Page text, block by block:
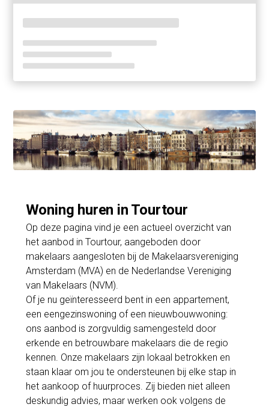
Woning huren in Tourtour
Op deze pagina vind je een actueel overzicht van
het aanbod in Tourtour, aangeboden door
makelaars aangesloten bij de Makelaarsvereniging
Amsterdam (MVA) en de Nederlandse Vereniging
van Makelaars (NVM).
Of je nu geïnteresseerd bent in een appartement,
een eengezinswoning of een nieuwbouwwoning:
ons aanbod is zorgvuldig samengesteld door
erkende en betrouwbare makelaars die de regio
kennen. Onze makelaars zijn lokaal betrokken en
staan klaar om jou te ondersteunen bij elke stap in
het aankoop of huurproces. Zij bieden niet alleen
deskundig advies, maar werken ook volgens de